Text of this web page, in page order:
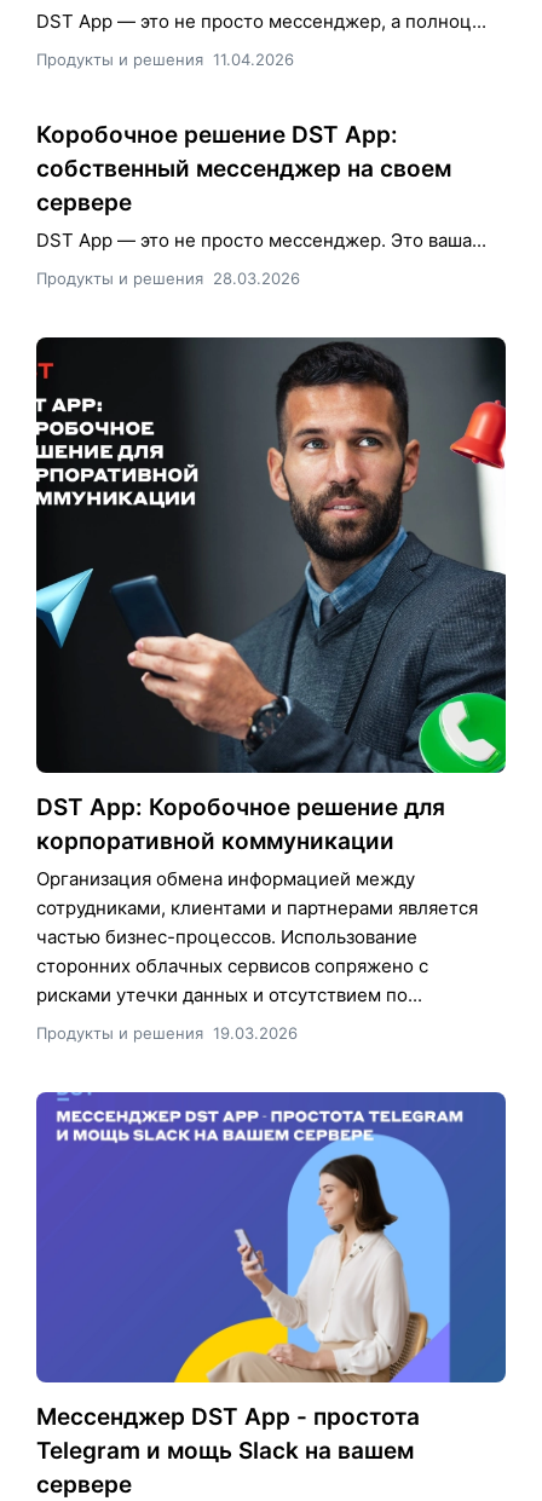
DST App — это не просто мессенджер, а полноц...
Продукты и решения 11.04.2026
Коробочное решение DST App:
собственный мессенджер на своем
сервере
DST App — это не просто мессенджер. Это ваша...
Продукты и решения 28.03.2026
DST App: Коробочное решение для
корпоративной коммуникации
Организация обмена информацией между
сотрудниками, клиентами и партнерами является
частью бизнес-процессов. Использование
сторонних облачных сервисов сопряжено с
рисками утечки данных и отсутствием по...
Продукты и решения 19.03.2026
Мессенджер DST App - простота
Telegram и мощь Slack на вашем
сервере